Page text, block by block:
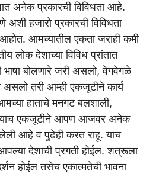
अनेक प्रकारची विविधता आहे.
हजारो प्रकारची विविधता
आमच्यातील एकता जराही कमी
लोक देशाच्या विविध प्रांतात
भाषा बोलणारे जरी असलो, वेगवेगळे
असलो तरी आम्ही एकजूटीने कार्य
हाताचे मनगट बलशाली,
एकजूटीने आपण आजवर अनेक
आहे व पुढेही करत राहू. याच
देशाची प्रगती होईल. शत्रूला
होईल तसेच एकात्मतेची भावना